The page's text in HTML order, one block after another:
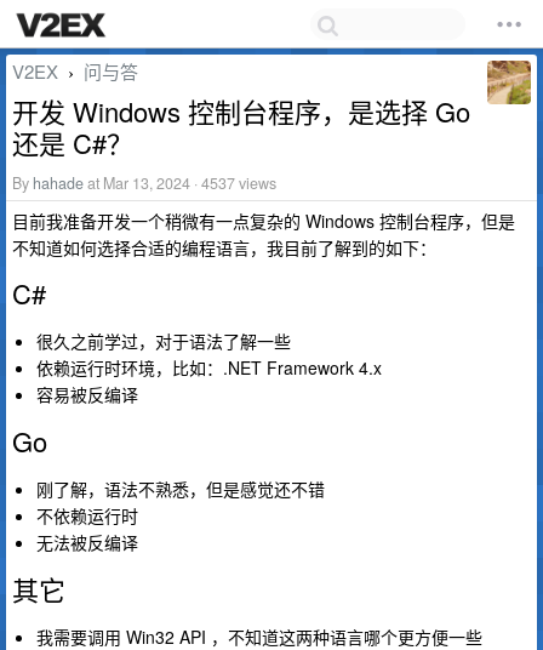
V2EX › 问与答
开发 Windows 控制台程序，是选择 Go
还是 C#？
By hahadeat Mar 13, 2024 · 4537 views
目前我准备开发一个稍微有一点复杂的 Windows 控制台程序，但是
不知道如何选择合适的编程语言，我目前了解到的如下：
C#
很久之前学过，对于语法了解一些
依赖运行时环境，比如：.NET Framework 4.x
容易被反编译
Go
刚了解，语法不熟悉，但是感觉还不错
不依赖运行时
无法被反编译
其它
我需要调用 Win32 API ，不知道这两种语言哪个更方便一些